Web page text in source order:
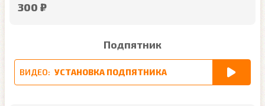
300 ₽
Подпятник
ВИДЕО: УСТАНОВКА ПОДПЯТНИКА